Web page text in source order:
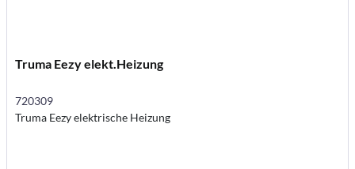
Truma Eezy elekt.Heizung
720309
Truma Eezy elektrische Heizung